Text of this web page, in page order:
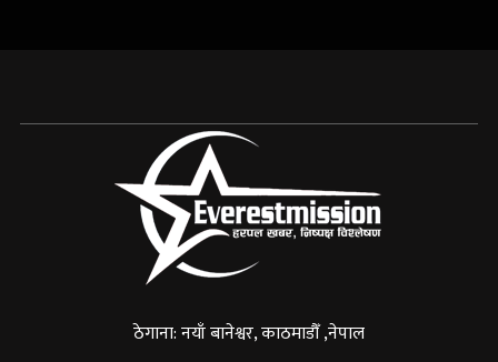
ठेगाना: नयाँ बानेश्वर, काठमाडौँ ,नेपाल